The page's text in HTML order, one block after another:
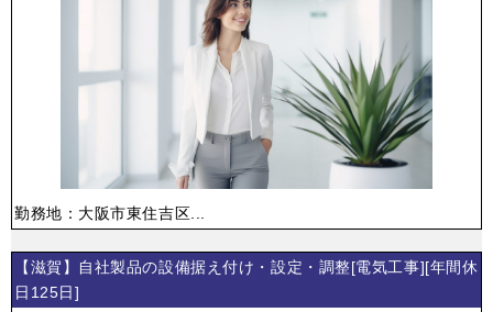
勤務地：大阪市東住吉区...
【滋賀】自社製品の設備据え付け・設定・調整[電気工事][年間休
日125日]